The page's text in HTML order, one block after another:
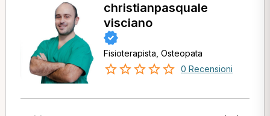
christianpasquale
visciano
Fisioterapista, Osteopata
0 Recensioni